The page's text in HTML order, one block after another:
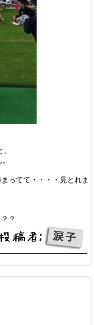
ってて・・・・見とれま
？